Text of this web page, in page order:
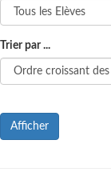
Trier par ...
Afficher